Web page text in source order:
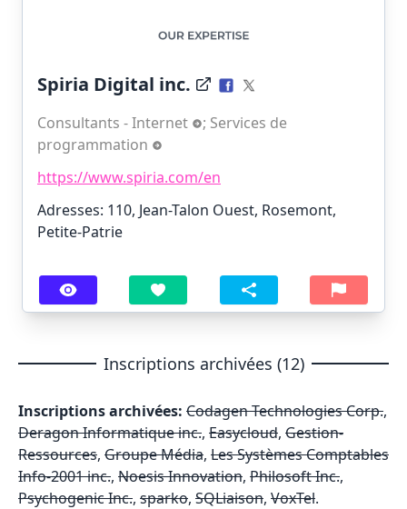
Spiria Digital inc.
Consultants - Internet ; Services de
programmation
https://www.spiria.com/en
Adresses: 110, Jean-Talon Ouest, Rosemont,
Petite-Patrie
Inscriptions archivées (12)
Inscriptions archivées: Codagen Technologies Corp.,
Deragon Informatique inc., Easycloud, Gestion-
Ressources, Groupe Média, Les Systèmes Comptables
Info-2001 inc., Noesis Innovation, Philosoft Inc.,
Psychogenic Inc., sparko, SQLiaison, VoxTel.